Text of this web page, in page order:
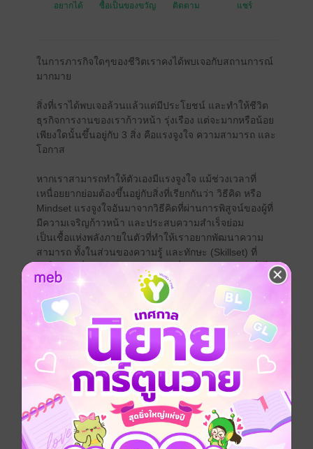
อยากได้ ซื้อเป็นของขวัญ ติดตาม แชร์
ในการภารกิจใดๆของชีวิตเราคงได้พบเจอกับสถานการณ์
มากมาย
สิ่งที่เราได้พบเจอล้วนแล้วแต่มีประโยชน์ และทำให้ชีวิต
ธุรกิจการงานของเราก้าวหน้า รุ่งเรือง แต่จะมากหรือน้อย
เพียงใดนั้นขึ้นอยู่กับ 3 สิ่ง คือแรงจูงใจ ความสามารถ และ
โอกาส
หากเราสามารถทำให้ตัวเองมีแรงจูงใจ แม้ช่วงเวลาที่
เหนื่อยยากย่อมต้องขึ้นอยู่กับสิ่งที่เรียกกันว่า วิธีคิด หรือ
Mindset แรงจูงใจอันมาจากวิธีคิดที่ผ่านการพิสูจน์ของผู้ที่
มีความเจริญก้าวหน้า และประสบความสำเร็จย่อม
เป็นเชื้อแห่งพลังภายในตัวที่ทำให้เราอยากพัฒนาความ
สามารถ ทั้งในส่วนของความรู้ และทักษะ (Skillset) ที่
ทำให้เราเชี่ยวชาญ และมีอุปนิสัยที่ทรงประสิทธิผล เมื่อได้
ประยุกต์ใช้กับเทคนิค วิธีการ (Toolset) ที่ยอดเยี่ยม
ย่อมทำให้เราสามารถรับ คว้า หรือแม้กระทั่งสร้างโอกาสที่
นำพาเราไปสู่ความสำเร็จตามวัตถุประสงค์และผลลัพธ์
สำคัญ (Objective & Key Results : OKRs) และภาพแห่ง
ความสำเร็จที่ตั้งใจไว้
จากการทำงานด้านการพัฒนาศักยภาพคน และพัฒนา
องค์กรด้วยความชอบ (อิน) อย่างยิ่งยวดของผู้เขียนซึ่งได้
รับโอกาสที่ดีมากๆ จากหน่วยงานต่างๆ มากกว่า 200 แห่ง
ให้ได้ทำงานพัฒนาคน – องค์กรตลอดกว่า 20 ปี ผู้เขียนพบ
ว่าสิ่งที่เป็นหัวใจสำคัญที่จะให้เรา และองค์กรก้าวหน้า
รุ่งเรืองได้นั้นมีแก่นอยู่ที่ วิธีคิด หรือ Mindset ความรู้ และ